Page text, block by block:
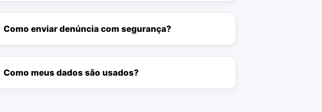
Como enviar denúncia com segurança?
Como meus dados são usados?